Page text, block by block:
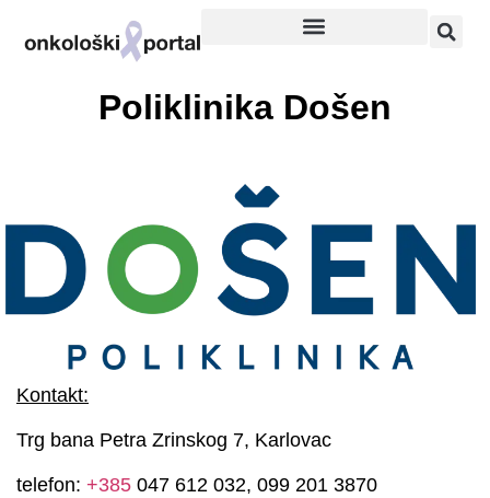
Poliklinika Došen
Kontakt:
Trg bana Petra Zrinskog 7, Karlovac
telefon: +385 047 612 032, 099 201 3870